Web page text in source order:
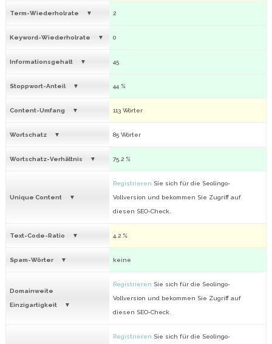
Term-Wiederholrate 2
Keyword-Wiederholrate 0
Informationsgehalt 45
Stoppwort-Anteil 44 %
Content-Umfang 113 Wörter
Wortschatz 85 Wörter
Wortschatz-Verhältnis 75.2 %
Unique Content
Registrieren Sie sich für die Seolingo-
Vollversion und bekommen Sie Zugriff auf
diesen SEO-Check.
Text-Code-Ratio 4.2 %
Spam-Wörter keine
Domainweite
Einzigartigkeit
Registrieren Sie sich für die Seolingo-
Vollversion und bekommen Sie Zugriff auf
diesen SEO-Check.
Registrieren Sie sich für die Seolingo-